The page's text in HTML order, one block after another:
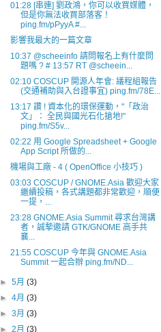
01:28 [串連] 劉政鴻，你可以收買媒體，
但是你無法收買部落客！
ping.fm/pPyyA #...
影響我最大的一篇文章
10:37 @scheeinfo 請問報名上有什麼問
題嗎 ? # 13:57 RT @scheein...
02:10 COSCUP 開源人年會: 議程組報告
(交通補助與入台證事宜) ping.fm/78E...
13:17 讚 ! 資本化的環保運動，"「政治
文」： 全民與國光石化搶地!"
ping.fm/S5v...
02:22 用 Google Spreadsheet + Google
App Script 所做的...
機場與工廠 - 4 ( OpenOffice 小技巧 )
03:03 COSCUP / GNOME.Asia 歡迎大家
繼續投稿，各式講題都非常歡迎，順便
一提，...
23:28 GNOME.Asia Summit 尋求台灣講
者，誠摯邀請 GTK/GNOME 高手共
襄...
21:55 COSCUP 今年與 GNOME.Asia
Summit 一起合辦 ping.fm/ND...
►5月(3)
►4月(3)
►3月(3)
►2月(3)